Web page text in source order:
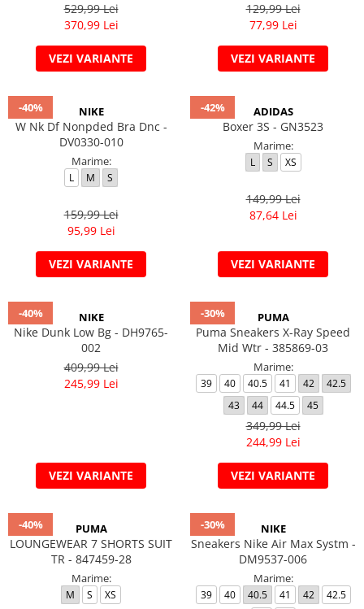
529,99 Lei
370,99 Lei
VEZI VARIANTE
129,99 Lei
77,99 Lei
VEZI VARIANTE
-40% NIKE
W Nk Df Nonpded Bra Dnc -
DV0330-010
Marime:
L M S
159,99 Lei
95,99 Lei
VEZI VARIANTE
-42% ADIDAS
Boxer 3S - GN3523
Marime:
L S XS
149,99 Lei
87,64 Lei
VEZI VARIANTE
-40% NIKE
Nike Dunk Low Bg - DH9765-
002
409,99 Lei
245,99 Lei
VEZI VARIANTE
-30% PUMA
Puma Sneakers X-Ray Speed
Mid Wtr - 385869-03
Marime:
39 40 40.5 41 42
42.5
43
44 44.5 45
349,99 Lei
244,99 Lei
VEZI VARIANTE
-40% PUMA
LOUNGEWEAR 7 SHORTS SUIT
TR - 847459-28
Marime:
M S XS
-30% NIKE
Sneakers Nike Air Max Systm -
DM9537-006
Marime:
39 40 40.5 41 42
42.5